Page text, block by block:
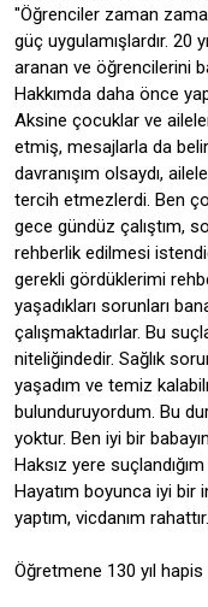
"Öğrenciler zaman
güç uygulamışlardır. 20
aranan ve öğrencilerini
Hakkımda daha önce
Aksine çocuklar ve
etmiş, mesajlarla da
davranışım olsaydı,
tercih etmezlerdi. Ben
gece gündüz çalıştım,
rehberlik edilmesi
gerekli gördüklerimi
yaşadıkları sorunları
çalışmaktadırlar. Bu
niteliğindedir. Sağlık
yaşadım ve temiz
bulunduruyordum. Bu
yoktur. Ben iyi bir
Haksız yere
Hayatım boyunca iyi bir
yaptım, vicdanım
Öğretmene 130 yıl